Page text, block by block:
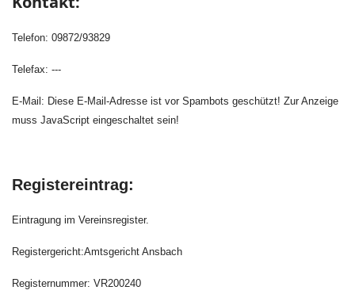
Telefon: 09872/93829
Telefax: ---
E-Mail: Diese E-Mail-Adresse ist vor Spambots geschützt! Zur Anzeige
muss JavaScript eingeschaltet sein!
Registereintrag:
Eintragung im Vereinsregister.
Registergericht:Amtsgericht Ansbach
Registernummer: VR200240